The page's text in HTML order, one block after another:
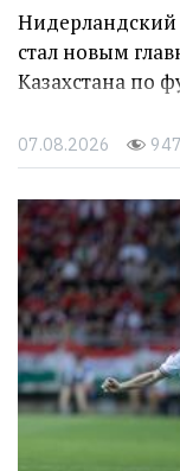
стал новым
Казахстана по
07.08.2026 947